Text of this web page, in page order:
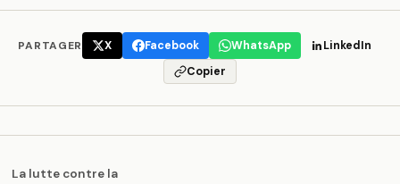
PARTAGER X Facebook WhatsApp
LinkedIn
Copier
La lutte contre la